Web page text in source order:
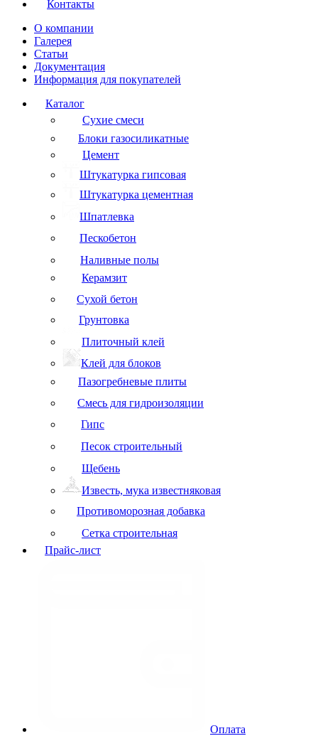
Контакты
О компании
Галерея
Статьи
Документация
Информация для покупателей
Каталог
Сухие смеси
Блоки газосиликатные
Цемент
Штукатурка гипсовая
Штукатурка цементная
Шпатлевка
Пескобетон
Наливные полы
Керамзит
Сухой бетон
Грунтовка
Плиточный клей
Клей для блоков
Пазогребневые плиты
Смесь для гидроизоляции
Гипс
Песок строительный
Щебень
Известь, мука известняковая
Противоморозная добавка
Сетка строительная
Прайс-лист
Оплата